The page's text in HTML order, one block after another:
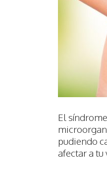
El
pudiendo
afectar a tu